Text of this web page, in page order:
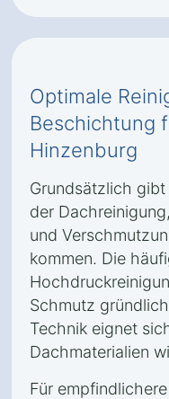
Optimale
Beschichtung
Hinzenburg
Grundsätzlich
der
und
kommen. Die
Schmutz
Technik eignet
Dachmaterialien
Für